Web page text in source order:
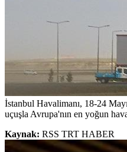
İstanbul Havalimanı, 18-24
uçuşla Avrupa'nın en yoğun
Kaynak: RSS TRT HABER